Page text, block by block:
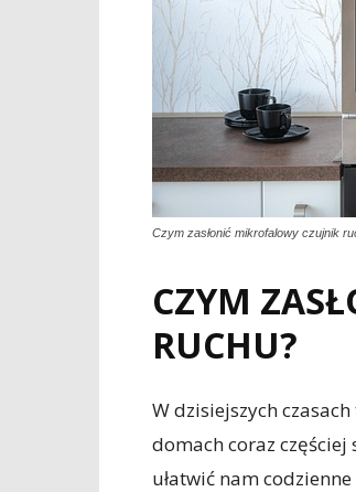
Czym zasłonić mikrofalowy czujnik
CZYM
RUCHU?
W dzisiejszych
domach coraz
ułatwić nam